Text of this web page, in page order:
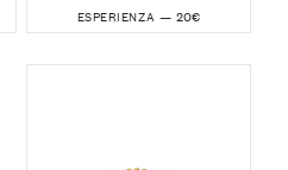
ESPERIENZA — 20€